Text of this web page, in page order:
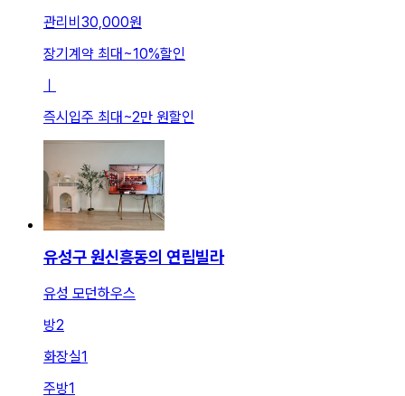
관리비 30,000원
장기계약 최대~10%할인
ㅣ
즉시입주 최대~2만 원할인
유성구 원신흥동의 연립빌라
유성 모던하우스
방2
화장실1
주방1